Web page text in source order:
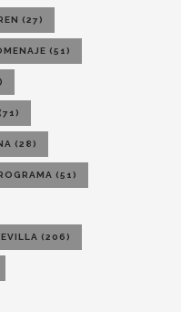
(27)
(51)
(28)
(51)
(206)